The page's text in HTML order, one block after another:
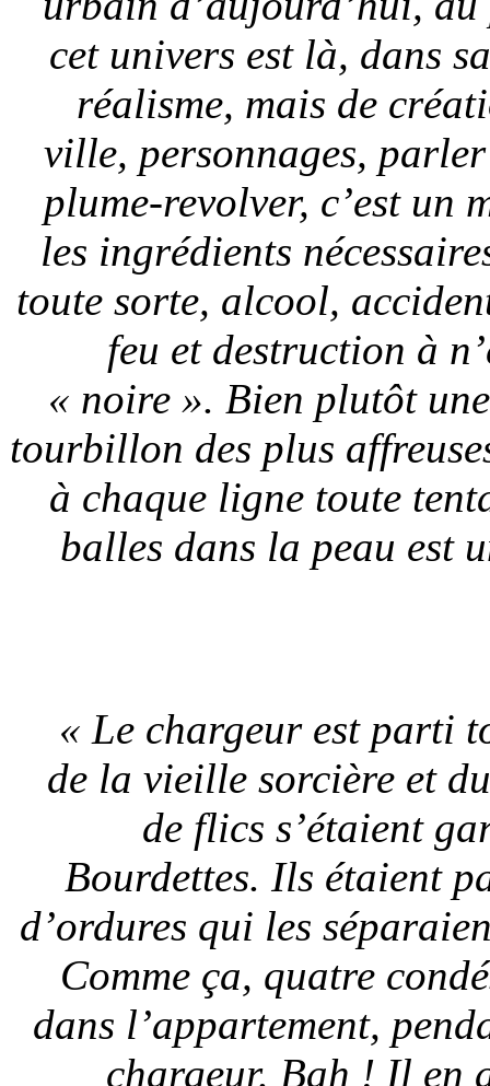
cet univers est là, dans
réalisme, mais de
ville, personnages,
plume-revolver, c’est un
les ingrédients
toute sorte, alcool,
feu et destruction à
« noire ». Bien plutôt
tourbillon des plus
à chaque ligne toute
balles dans la peau est
« Le chargeur est parti
de la vieille sorcière et
de flics s’étaient
Bourdettes. Ils étaient
d’ordures qui les
Comme ça, quatre
dans l’appartement,
chargeur. Bah ! Il en